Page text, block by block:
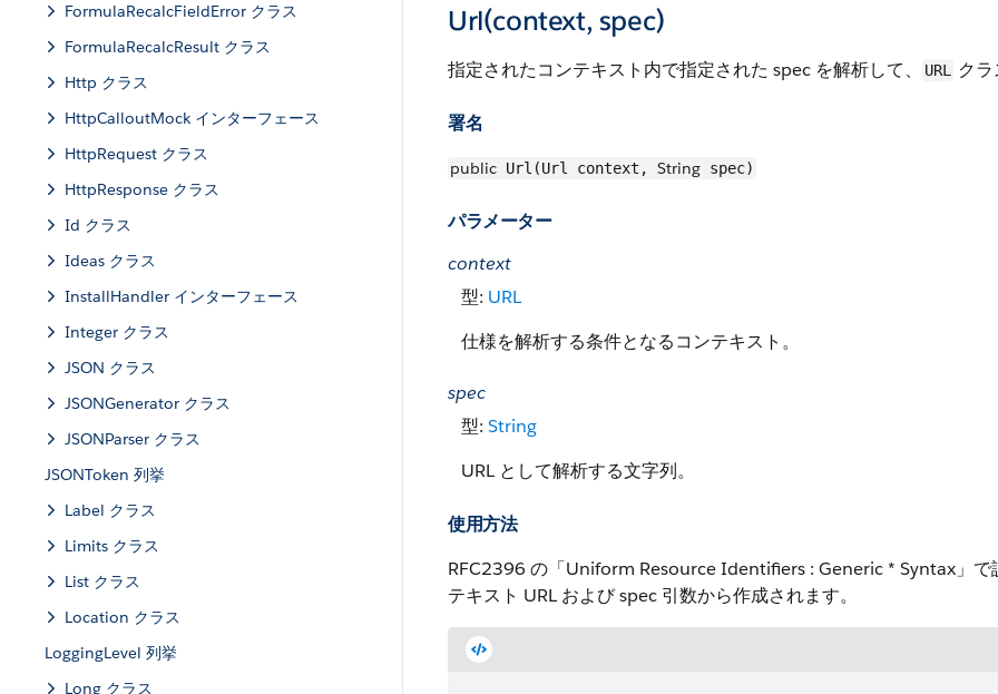
FormulaRecalcFieldError クラス
FormulaRecalcResult クラス
Http クラス
HttpCalloutMock インターフェース
HttpRequest クラス
HttpResponse クラス
Id クラス
Ideas クラス
InstallHandler インターフェース
Integer クラス
JSON クラス
JSONGenerator クラス
JSONParser クラス
JSONToken 列挙
Label クラス
Limits クラス
List クラス
Location クラス
LoggingLevel 列挙
Long クラス
Url(context, spec)
指定されたコンテキスト内で指定された spec を解析して、 URL ク
署名
public Url(Url context, String spec)
パラメーター
context
型: URL
仕様を解析する条件となるコンテキスト。
spec
型: String
URL として解析する文字列。
使用方法
RFC2396 の「Uniform Resource Identifiers : Generic * Syntax」で
テキスト URL および spec 引数から作成されます。